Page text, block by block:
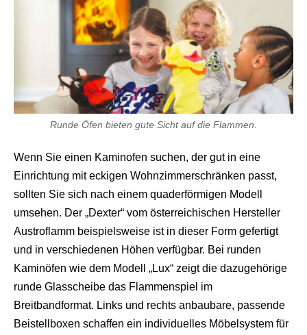
Runde Öfen bieten gute Sicht auf die Flammen.
Wenn Sie einen Kaminofen suchen, der gut in eine
Einrichtung mit eckigen Wohnzimmerschränken passt,
sollten Sie sich nach einem quaderförmigen Modell
umsehen. Der „Dexter“ vom österreichischen Hersteller
Austroflamm beispielsweise ist in dieser Form gefertigt
und in verschiedenen Höhen verfügbar. Bei runden
Kaminöfen wie dem Modell „Lux“ zeigt die dazugehörige
runde Glasscheibe das Flammenspiel im
Breitbandformat. Links und rechts anbaubare, passende
Beistellboxen schaffen ein individuelles Möbelsystem für